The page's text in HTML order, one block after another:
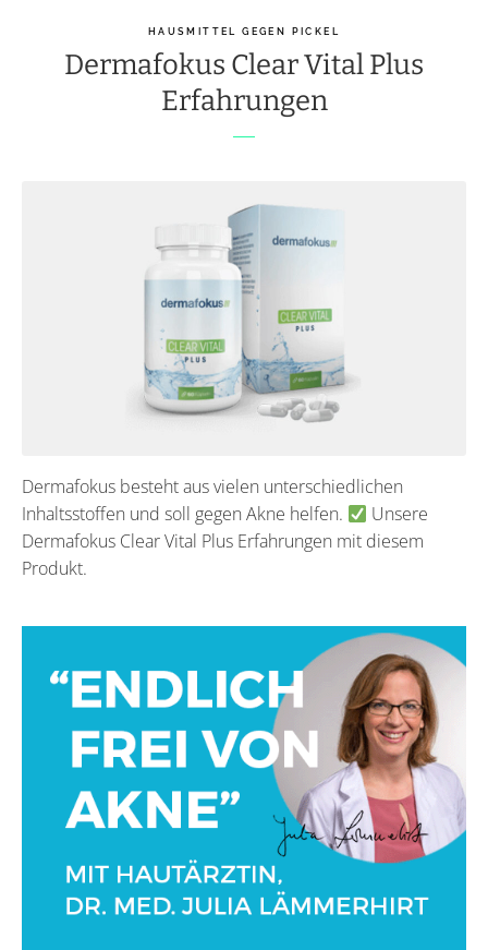
HAUSMITTEL GEGEN PICKEL
Dermafokus Clear Vital Plus
Erfahrungen
Dermafokus besteht aus vielen unterschiedlichen
Inhaltsstoffen und soll gegen Akne helfen.
Unsere
Dermafokus Clear Vital Plus Erfahrungen mit diesem
Produkt.